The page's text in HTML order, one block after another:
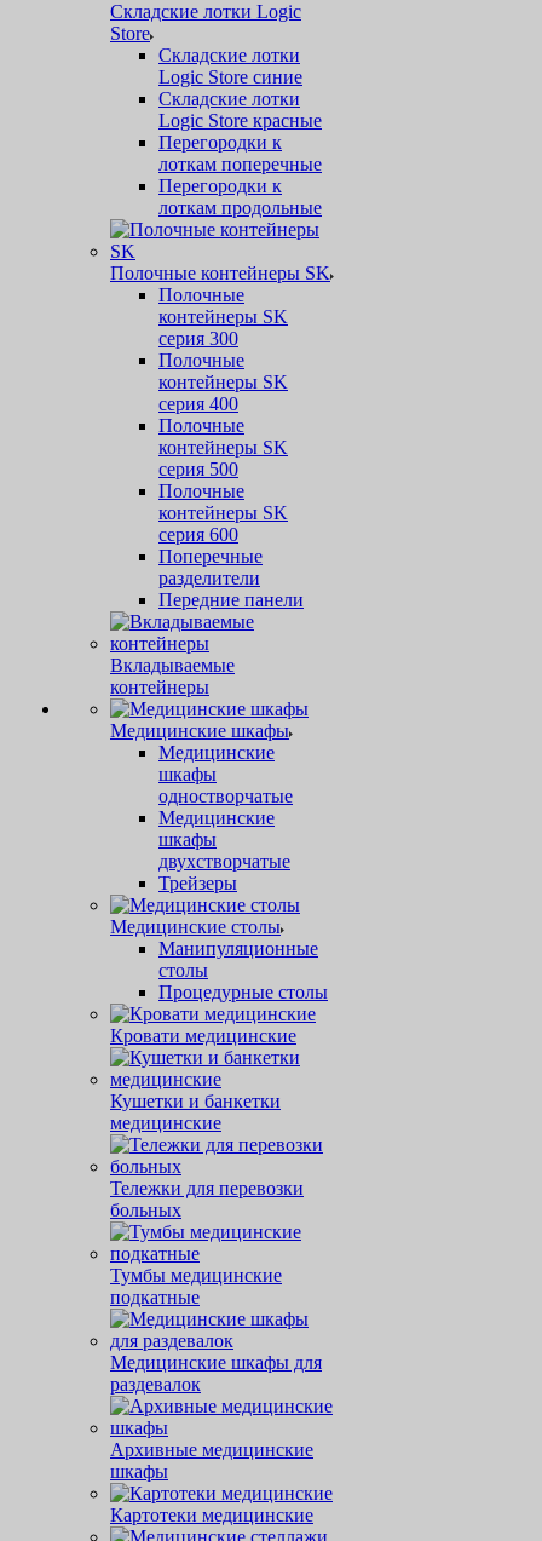
Складские лотки Logic
Store
Складские лотки
Logic Store синие
Складские лотки
Logic Store красные
Перегородки к
лоткам поперечные
Перегородки к
лоткам продольные
Полочные контейнеры SK
Полочные
контейнеры SK
серия 300
Полочные
контейнеры SK
серия 400
Полочные
контейнеры SK
серия 500
Полочные
контейнеры SK
серия 600
Поперечные
разделители
Передние панели
Вкладываемые
контейнеры
Медицинские шкафы
Медицинские
шкафы
одностворчатые
Медицинские
шкафы
двухстворчатые
Трейзеры
Медицинские столы
Манипуляционные
столы
Процедурные столы
Кровати медицинские
Кушетки и банкетки
медицинские
Тележки для перевозки
больных
Тумбы медицинские
подкатные
Медицинские шкафы для
раздевалок
Архивные медицинские
шкафы
Картотеки медицинские